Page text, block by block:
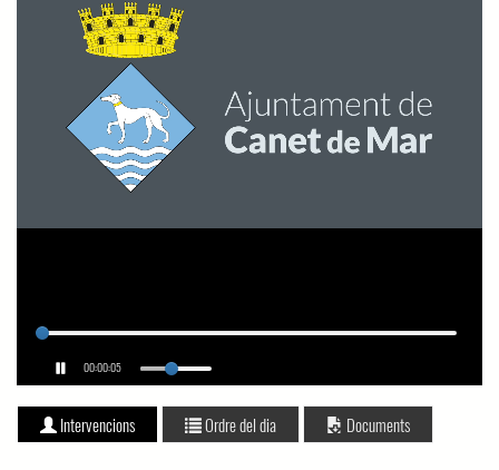
00:00:05
Intervencions Ordre del dia Documents